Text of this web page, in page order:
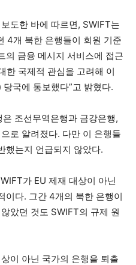
도한 바에 따르면, SWIFT는
4개 북한 은행들이 회원 기준
의 금융 메시지 서비스에 접근
한 국제적 관심을 고려해 이
국에 통보했다”고 밝혔다.
조선무역은행과 금강은행,
로 알려졌다. 다만 이 은행들
했는지 언급되지 않았다.
가 EU 제재 대상이 아닌
이다. 그간 4개의 북한 은행이
았던 것도 SWIFT의 규제 원
이 아닌 국가의 은행을 퇴출